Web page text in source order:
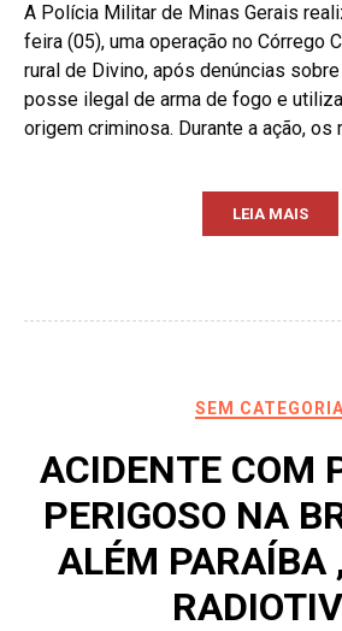
A Polícia Militar de Minas Gerais
feira (05), uma operação no Córrego
rural de Divino, após denúncias
posse ilegal de arma de fogo e
origem criminosa. Durante a ação, os
LEIA MAIS
SEM CATEGORIA
ACIDENTE COM
PERIGOSO NA
ALÉM PARAÍBA